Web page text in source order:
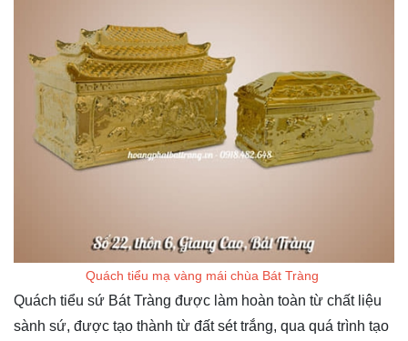
Quách tiểu mạ vàng mái chùa Bát Tràng
Quách tiểu sứ Bát Tràng được làm hoàn toàn từ chất liệu
sành sứ, được tạo thành từ đất sét trắng, qua quá trình tạo